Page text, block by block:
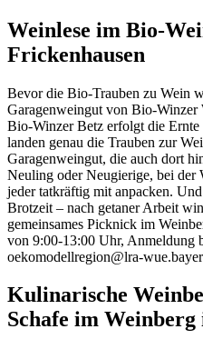
Weinlese im Bio-
Frickenhausen
Bevor die Bio-Trauben zu Wein
Garagenweingut von Bio-
Bio-Winzer Betz erfolgt die
landen genau die Trauben zur
Garagenweingut, die auch dort
Neuling oder Neugierige, bei der
jeder tatkräftig mit anpacken.
Brotzeit – nach getaner Arbeit
gemeinsames Picknick im
von 9:00-13:00 Uhr, Anmeldung
oekomodellregion@lra-
Kulinarische
Schafe im